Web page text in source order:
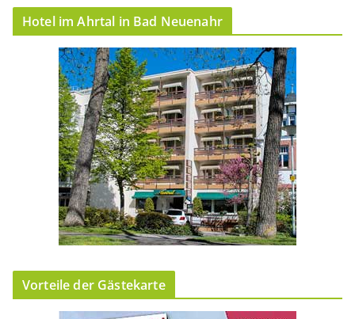
Hotel im Ahrtal in Bad Neuenahr
Vorteile der Gästekarte